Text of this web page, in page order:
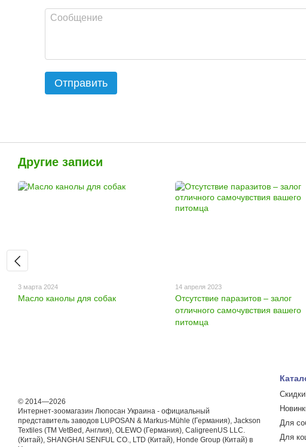
Отправить
Другие записи
3 марта 2024
Масло канолы для собак
14 апреля 2023
Отсутствие паразитов – залог
отличного самочувствия вашего
питомца
© 2014—2026
Интернет-зоомагазин Люпосан Украина - официальный
представитель заводов LUPOSAN & Markus-Mühle (Германия), Jackson
Textiles (ТМ VetBed, Англия), OLEWO (Германия), CaligreenUS LLC.
(Китай), SHANGHAI SENFUL CO., LTD (Китай), Honde Group (Китай) в
Для
Для